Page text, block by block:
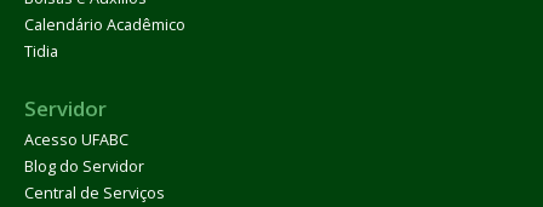
Calendário Acadêmico
Tidia
Servidor
Acesso UFABC
Blog do Servidor
Central de Serviços